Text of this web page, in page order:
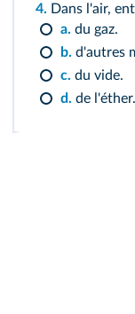
4. Dans l'air,
a. du gaz.
b. d'autres
c. du vide.
d. de l'éther.